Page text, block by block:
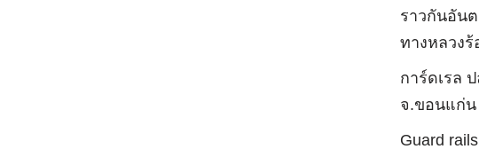
ราวกันอัน
ทางหลวงร้
การ์ดเรล
จ.ขอนแก่น
Guard